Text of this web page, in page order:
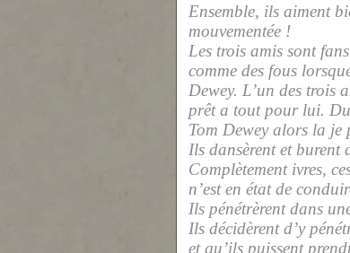
Ensemble, ils aiment
mouvementée !
Les trois amis sont
comme des fous
Dewey. L’un des trois
prêt a tout pour lui.
Tom Dewey alors la
Ils dansèrent et burent
Complètement ivres,
n’est en état de
Ils pénétrèrent dans
Ils décidèrent d’y
et qu’ils puissent